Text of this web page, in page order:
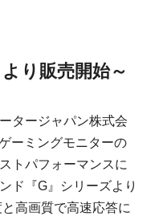
り販売開始～
タージャパン株式会
ーミングモニターの
トパフォーマンスに
ド『G』シリーズより
高画質で高速応答に